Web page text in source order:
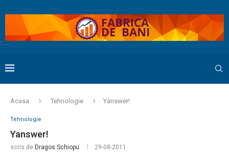
Acasa Tehnologie Yanswer!
Tehnologie
Yanswer!
scris de Dragos Schiopu 29-08-2011